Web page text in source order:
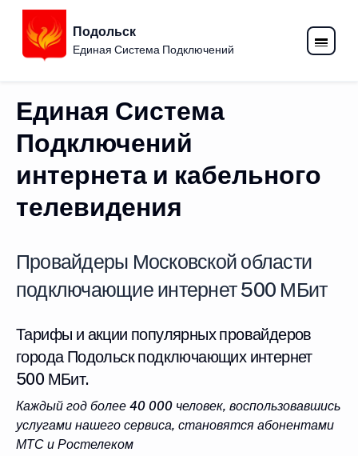
Подольск
Единая Система Подключений
Единая Система
Подключений
интернета и кабельного
телевидения
Провайдеры Московской области
подключающие интернет 500 МБит
Тарифы и акции популярных провайдеров
города Подольск подключающих интернет
500 МБит.
Каждый год более 40 000 человек, воспользовавшись
услугами нашего сервиса, становятся абонентами
МТС и Ростелеком